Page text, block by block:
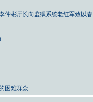
彬厅长向监狱系统老红军致以春
困难群众